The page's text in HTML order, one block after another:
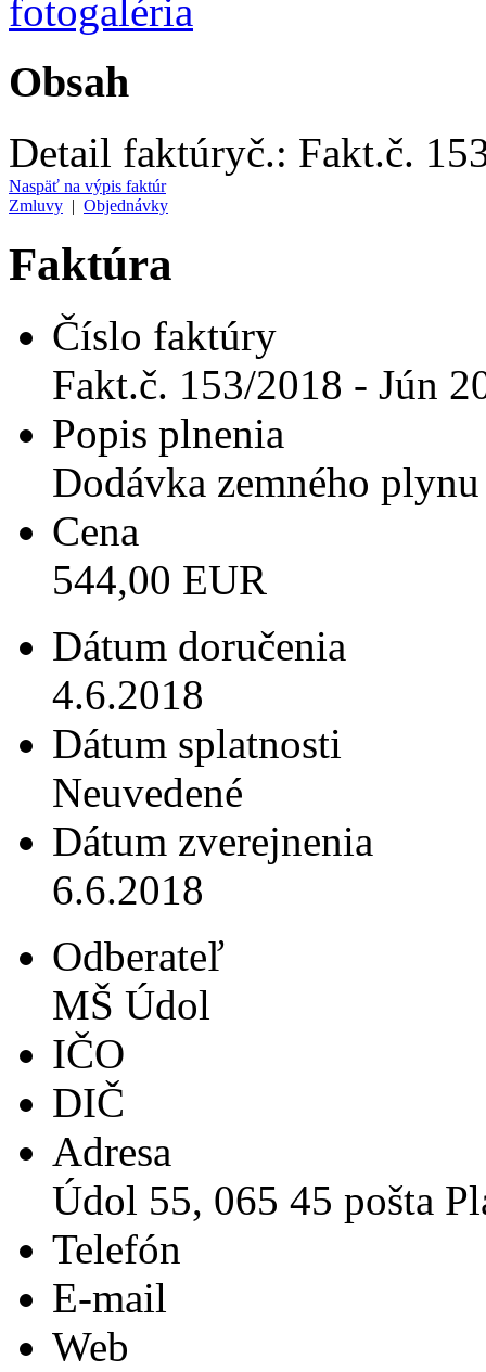
Obsah
Detail faktúryč.: Fakt.č.
Naspäť na výpis faktúr
Zmluvy | Objednávky
Faktúra
Číslo faktúry
Fakt.č. 153/2018 - Jún
Popis plnenia
Dodávka zemného plynu
Cena
544,00 EUR
Dátum doručenia
4.6.2018
Dátum splatnosti
Neuvedené
Dátum zverejnenia
6.6.2018
Odberateľ
MŠ Údol
IČO
DIČ
Adresa
Údol 55, 065 45 pošta
Telefón
E-mail
Web